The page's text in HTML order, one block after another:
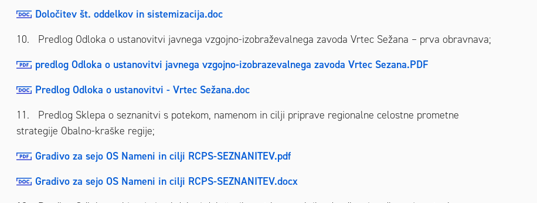
Določitev št. oddelkov in sistemizacija.doc
10. Predlog Odloka o ustanovitvi javnega vzgojno-izobraževalnega zavoda Vrtec Sežana – prva obravnava;
predlog Odloka o ustanovitvi javnega vzgojno-izobrazevalnega zavoda Vrtec Sezana.PDF
Predlog Odloka o ustanovitvi - Vrtec Sežana.doc
11. Predlog Sklepa o seznanitvi s potekom, namenom in cilji priprave regionalne celostne prometne
strategije Obalno-kraške regije;
Gradivo za sejo OS Nameni in cilji RCPS-SEZNANITEV.pdf
Gradivo za sejo OS Nameni in cilji RCPS-SEZNANITEV.docx